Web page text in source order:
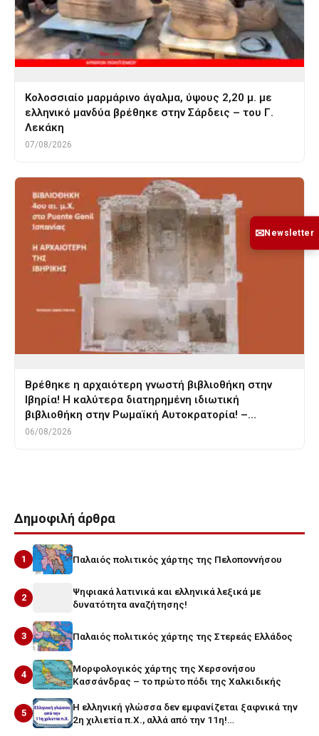
Κολοσσιαίο μαρμάρινο άγαλμα, ύψους 2,20 μ. με
ελληνικό μανδύα βρέθηκε στην Σάρδεις – του Γ.
Λεκάκη
07/08/2026
Βρέθηκε η αρχαιότερη γνωστή βιβλιοθήκη στην
Ιβηρία! Η καλύτερα διατηρημένη ιδιωτική
βιβλιοθήκη στην Ρωμαϊκή Αυτοκρατορία! –…
06/08/2026
Δημοφιλή άρθρα
1 Παλαιός πολιτικός χάρτης της Πελοποννήσου
2
Ψηφιακά λατινικά και ελληνικά λεξικά με
δυνατότητα αναζήτησης!
3 Παλαιός πολιτικός χάρτης της Στερεάς Ελλάδος
4
Μορφολογικός χάρτης της Χερσονήσου
Κασσάνδρας – το πρώτο πόδι της Χαλκιδικής
5
Η ελληνική γλώσσα δεν εμφανίζεται ξαφνικά την
2η χιλιετία π.Χ., αλλά από την 11η!…
✉Newsletter